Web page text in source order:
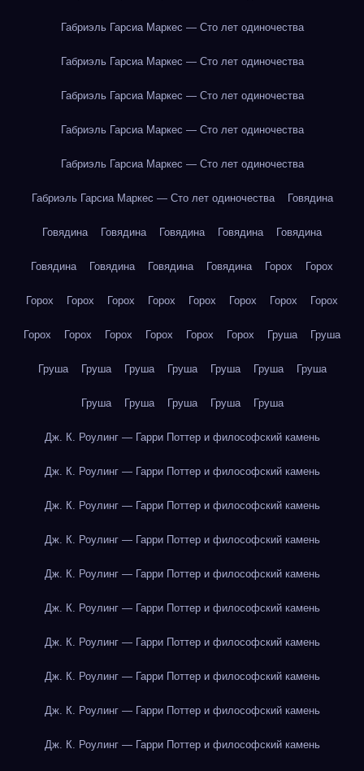
Габриэль Гарсиа Маркес — Сто лет одиночества
Габриэль Гарсиа Маркес — Сто лет одиночества
Габриэль Гарсиа Маркес — Сто лет одиночества
Габриэль Гарсиа Маркес — Сто лет одиночества
Габриэль Гарсиа Маркес — Сто лет одиночества
Габриэль Гарсиа Маркес — Сто лет одиночества Говядина
Говядина Говядина Говядина Говядина Говядина
Говядина Говядина Говядина Говядина Горох Горох
Горох Горох Горох Горох Горох Горох Горох Горох
Горох Горох Горох Горох Горох Горох Груша Груша
Груша Груша Груша Груша Груша Груша Груша
Груша Груша Груша Груша Груша
Дж. К. Роулинг — Гарри Поттер и философский камень
Дж. К. Роулинг — Гарри Поттер и философский камень
Дж. К. Роулинг — Гарри Поттер и философский камень
Дж. К. Роулинг — Гарри Поттер и философский камень
Дж. К. Роулинг — Гарри Поттер и философский камень
Дж. К. Роулинг — Гарри Поттер и философский камень
Дж. К. Роулинг — Гарри Поттер и философский камень
Дж. К. Роулинг — Гарри Поттер и философский камень
Дж. К. Роулинг — Гарри Поттер и философский камень
Дж. К. Роулинг — Гарри Поттер и философский камень